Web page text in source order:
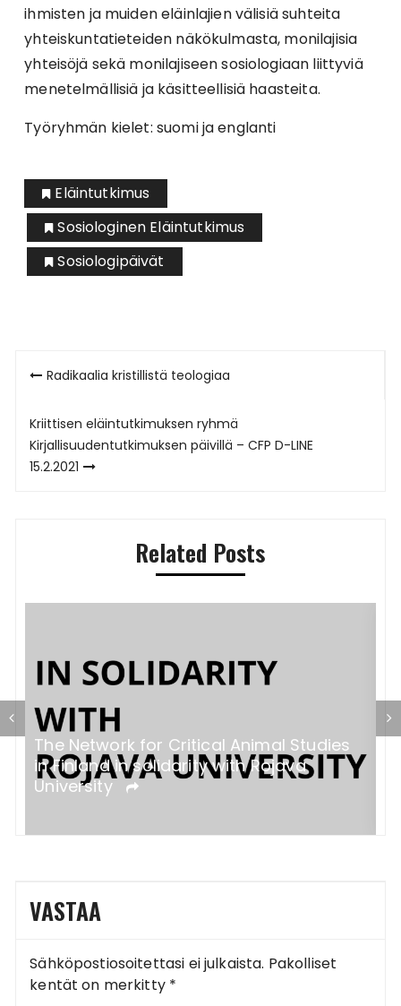
ihmisten ja muiden eläinlajien välisiä suhteita
yhteiskuntatieteiden näkökulmasta, monilajisia
yhteisöjä sekä monilajiseen sosiologiaan liittyviä
menetelmällisiä ja käsitteellisiä haasteita.
Työryhmän kielet: suomi ja englanti
Eläintutkimus
Sosiologinen Eläintutkimus
Sosiologipäivät
Artikkelien
Radikaalia kristillistä teologiaa
Kriittisen eläintutkimuksen ryhmä
Kirjallisuudentutkimuksen päivillä – CFP D-LINE
15.2.2021
Related Posts
The Network for Critical Animal Studies
in Finland in solidarity with Rojava
University
VASTAA
Sähköpostiosoitettasi ei julkaista. Pakolliset
kentät on merkitty *